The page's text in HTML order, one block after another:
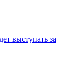
выступать за